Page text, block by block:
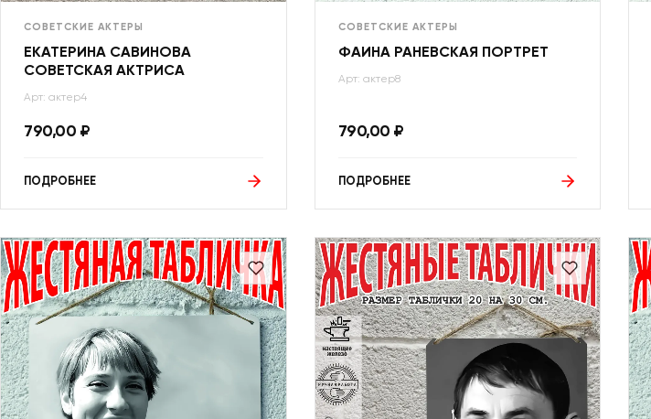
СОВЕТСКИЕ АКТЕРЫ
ЕКАТЕРИНА САВИНОВА
СОВЕТСКАЯ АКТРИСА
Арт: актер4
790,00 ₽
ПОДРОБНЕЕ
СОВЕТСКИЕ АКТЕРЫ
ФАИНА РАНЕВСКАЯ ПОРТРЕТ
Арт: актер8
790,00 ₽
ПОДРОБНЕЕ